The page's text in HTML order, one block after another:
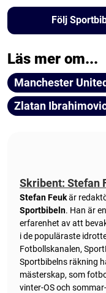
Följ
Läs mer om...
Manchester
Zlatan
Skribent: Stefan
Stefan Feukär
Sportbibeln. Han är
erfarenhet av att
i de populäraste
Fotbollskanalen,
Sportbibelns räkning
mästerskap, som
vinter-OS och